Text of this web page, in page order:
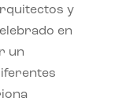
y
en
un